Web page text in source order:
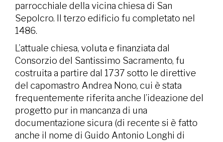
parrocchiale della vicina chiesa di San
Sepolcro. Il terzo edificio fu completato nel
1486.
L’attuale chiesa, voluta e finanziata dal
Consorzio del Santissimo Sacramento, fu
costruita a partire dal 1737 sotto le direttive
del capomastro Andrea Nono, cui è stata
frequentemente riferita anche l’ideazione del
progetto pur in mancanza di una
documentazione sicura (di recente si è fatto
anche il nome di Guido Antonio Longhi di